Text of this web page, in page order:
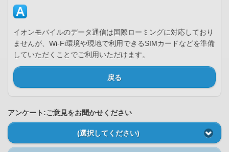
イオンモバイルのデータ通信は国際ローミングに対応しており
ませんが、Wi-Fi環境や現地で利用できるSIMカードなどを準備
していただくことでご利用いただけます。
戻る
アンケート:ご意見をお聞かせください
(選択してください)